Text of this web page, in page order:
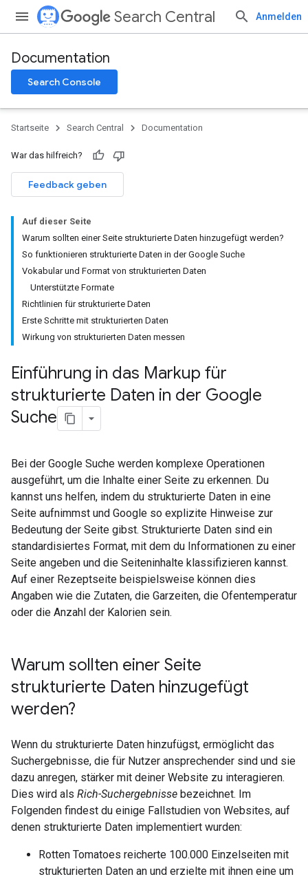
Search Central Anmelden
Documentation
Search Console
Startseite Search Central Documentation
War das hilfreich?
Feedback geben
Auf dieser Seite
Warum sollten einer Seite strukturierte Daten hinzugefügt werden?
So funktionieren strukturierte Daten in der Google Suche
Vokabular und Format von strukturierten Daten
Unterstützte Formate
Richtlinien für strukturierte Daten
Erste Schritte mit strukturierten Daten
Wirkung von strukturierten Daten messen
Einführung in das Markup für
strukturierte Daten in der Google
Suche
Bei der Google Suche werden komplexe Operationen
ausgeführt, um die Inhalte einer Seite zu erkennen. Du
kannst uns helfen, indem du strukturierte Daten in eine
Seite aufnimmst und Google so explizite Hinweise zur
Bedeutung der Seite gibst. Strukturierte Daten sind ein
standardisiertes Format, mit dem du Informationen zu einer
Seite angeben und die Seiteninhalte klassifizieren kannst.
Auf einer Rezeptseite beispielsweise können dies
Angaben wie die Zutaten, die Garzeiten, die Ofentemperatur
oder die Anzahl der Kalorien sein.
Warum sollten einer Seite
strukturierte Daten hinzugefügt
werden?
Wenn du strukturierte Daten hinzufügst, ermöglicht das
Suchergebnisse, die für Nutzer ansprechender sind und sie
dazu anregen, stärker mit deiner Website zu interagieren.
Dies wird als Rich-Suchergebnisse bezeichnet. Im
Folgenden findest du einige Fallstudien von Websites, auf
denen strukturierte Daten implementiert wurden:
Rotten Tomatoes reicherte 100.000 Einzelseiten mit
strukturierten Daten an und erzielte mit ihnen eine um